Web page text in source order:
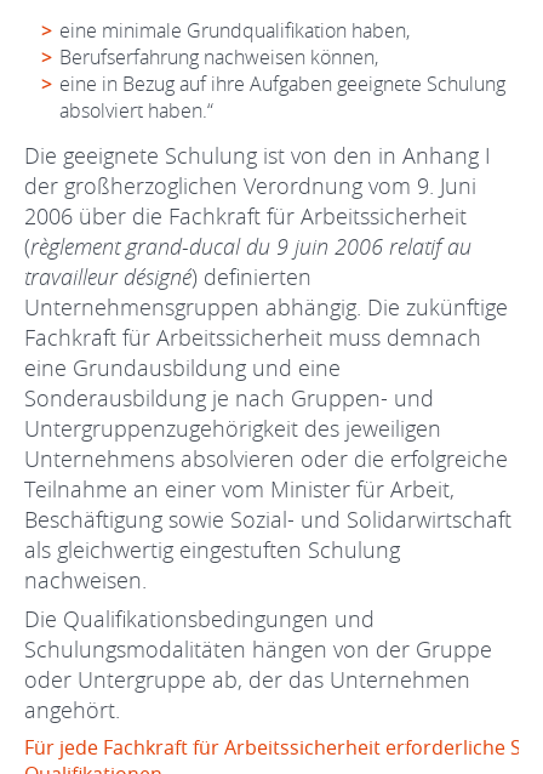
eine minimale Grundqualifikation haben,
Berufserfahrung nachweisen können,
eine in Bezug auf ihre Aufgaben geeignete Schulung
absolviert haben.“
Die geeignete Schulung ist von den in Anhang I
der großherzoglichen Verordnung vom 9. Juni
2006 über die Fachkraft für Arbeitssicherheit
(règlement grand-ducal du 9 juin 2006 relatif au
travailleur désigné) definierten
Unternehmensgruppen abhängig. Die zukünftige
Fachkraft für Arbeitssicherheit muss demnach
eine Grundausbildung und eine
Sonderausbildung je nach Gruppen- und
Untergruppenzugehörigkeit des jeweiligen
Unternehmens absolvieren oder die erfolgreiche
Teilnahme an einer vom Minister für Arbeit,
Beschäftigung sowie Sozial- und Solidarwirtschaft
als gleichwertig eingestuften Schulung
nachweisen.
Die Qualifikationsbedingungen und
Schulungsmodalitäten hängen von der Gruppe
oder Untergruppe ab, der das Unternehmen
angehört.
Für jede Fachkraft für Arbeitssicherheit erforderliche